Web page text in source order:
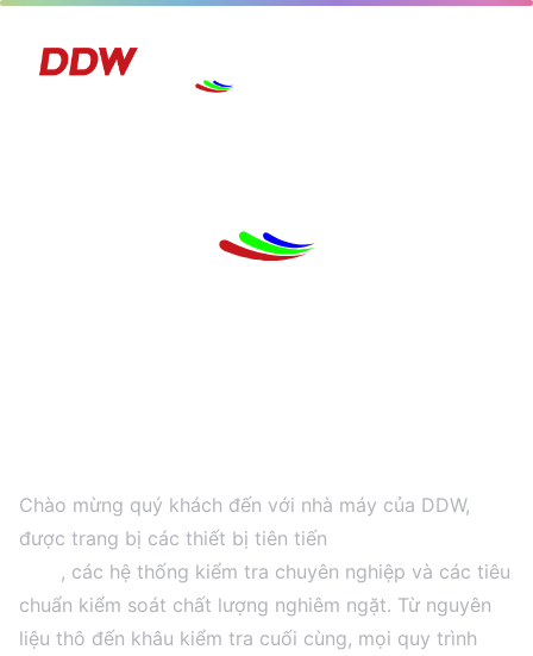
Chào mừng quý khách đến với nhà máy của DDW,
được trang bị các thiết bị tiên tiến
, các hệ thống kiểm tra chuyên nghiệp và các tiêu
chuẩn kiểm soát chất lượng nghiêm ngặt. Từ nguyên
liệu thô đến khâu kiểm tra cuối cùng, mọi quy trình